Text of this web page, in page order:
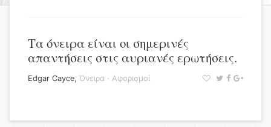
Τα όνειρα είναι οι σημερινές
απαντήσεις στις αυριανές ερωτήσεις.
Edgar Cayce, Όνειρα · Αφορισμοί